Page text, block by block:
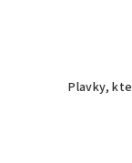
Plavky,